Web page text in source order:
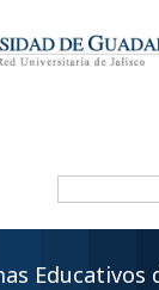
Buscar
Educativos